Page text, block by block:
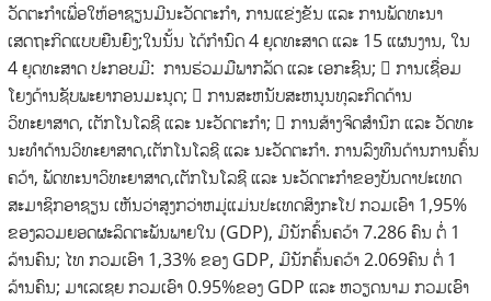
ວັດຕະກໍາເພື່ອໃຫ້ອາຊຽນມີນະວັດຕະກໍາ, ການແຂ່ງຂັນ ແລະ ການພັດທະນາ
ເສດຖະກິດແບບຍືນຍົງ;ໃນນັ້ນ ໄດ້ກໍານົດ 4 ຍຸດທະສາດ ແລະ 15 ແຜນງານ, ໃນ
4 ຍຸດທະສາດ ປະກອບມີ: ການຮ່ວມມືພາກລັດ ແລະ ເອກະຊົນ;  ການເຊື່ອມ
ໂຍງດ້ານຊັບພະຍາກອນມະນຸດ;  ການສະຫນັບສະຫນູນທຸລະກິດດ້ານ
ວິທະຍາສາດ, ເຕັກໂນໂລຊີ ແລະ ນະວັດຕະກໍາ;  ການສ້າງຈິດສໍານຶກ ແລະ ວັດທະ
ນະທໍາດ້ານວິທະຍາສາດ,ເຕັກໂນໂລຊີ ແລະ ນະວັດຕະກໍາ. ການລົງທຶນດ້ານການຄົ້ນ
ຄວ້າ, ພັດທະນາວິທະຍາສາດ,ເຕັກໂນໂລຊີ ແລະ ນະວັດຕະກໍາຂອງບັນດາປະເທດ
ສະມາຊິກອາຊຽນ ເຫັນວ່າສູງກວ່າຫມູ່ແມ່ນປະເທດສິງກະໂປ ກວມເອົາ 1,95%
ຂອງລວມຍອດຜະລິດຕະພັນພາຍໃນ (GDP), ມີນັກຄົ້ນຄວ້າ 7.286 ຄົນ ຕໍ່ 1
ລ້ານຄົນ; ໄທ ກວມເອົາ 1,33% ຂອງ GDP, ມີນັກຄົ້ນຄວ້າ 2.069ຄົນ ຕໍ່ 1
ລ້ານຄົນ; ມາເລເຊຍ ກວມເອົາ 0.95%ຂອງ GDP ແລະ ຫວຽດນາມ ກວມເອົາ